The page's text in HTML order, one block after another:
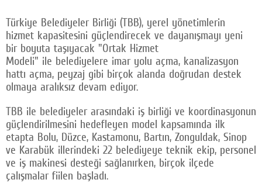
Türkiye Belediyeler Birliği (TBB), yerel yönetimlerin
hizmet kapasitesini güçlendirecek ve dayanışmayı yeni
bir boyuta taşıyacak "Ortak Hizmet
Modeli" ile belediyelere imar yolu açma, kanalizasyon
hattı açma, peyzaj gibi birçok alanda doğrudan destek
olmaya aralıksız devam ediyor.
TBB ile belediyeler arasındaki iş birliği ve koordinasyonun
güçlendirilmesini hedefleyen model kapsamında ilk
etapta Bolu, Düzce, Kastamonu, Bartın, Zonguldak, Sinop
ve Karabük illerindeki 22 belediyeye teknik ekip, personel
ve iş makinesi desteği sağlanırken, birçok ilçede
çalışmalar fiilen başladı.